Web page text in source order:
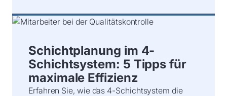
Schichtplanung im 4-
Schichtsystem: 5 Tipps für
maximale Effizienz
Erfahren Sie, wie das 4-Schichtsystem die